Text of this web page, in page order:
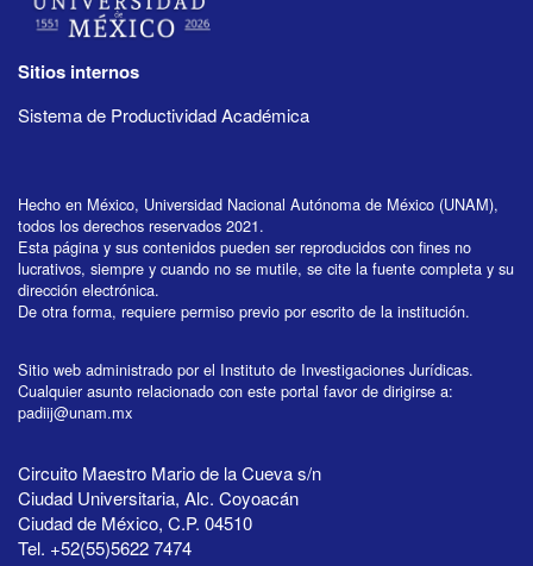
Sitios internos
Sistema de Productividad Académica
Hecho en México, Universidad Nacional Autónoma de México (UNAM),
todos los derechos reservados 2021.
Esta página y sus contenidos pueden ser reproducidos con fines no
lucrativos, siempre y cuando no se mutile, se cite la fuente completa y su
dirección electrónica.
De otra forma, requiere permiso previo por escrito de la institución.
Sitio web administrado por el Instituto de Investigaciones Jurídicas.
Cualquier asunto relacionado con este portal favor de dirigirse a:
padiij@unam.mx
Circuito Maestro Mario de la Cueva s/n
Ciudad Universitaria, Alc. Coyoacán
Ciudad de México, C.P. 04510
Tel. +52(55)5622 7474